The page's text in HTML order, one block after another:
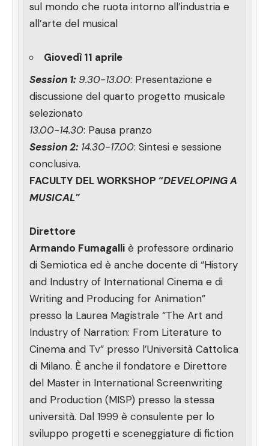
sul mondo che ruota intorno all’industria e
all’arte del musical
Giovedì 11 aprile
Session 1: 9.30-13.00: Presentazione e
discussione del quarto progetto musicale
selezionato
13.00-14.30: Pausa pranzo
Session 2: 14.30-17.00: Sintesi e sessione
conclusiva.
FACULTY DEL WORKSHOP “DEVELOPING A
MUSICAL”
Direttore
Armando Fumagalliè professore ordinario
di Semiotica ed è anche docente di “History
and Industry of International Cinema e di
Writing and Producing for Animation”
presso la Laurea Magistrale “The Art and
Industry of Narration: From Literature to
Cinema and Tv” presso l’Università Cattolica
di Milano. È anche il fondatore e Direttore
del Master in International Screenwriting
and Production (MISP) presso la stessa
università. Dal 1999 è consulente per lo
sviluppo progetti e sceneggiature di fiction